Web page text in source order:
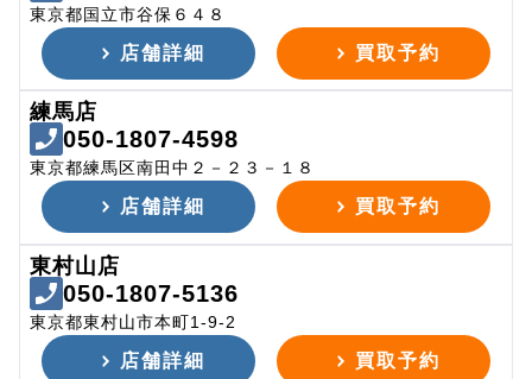
東京都国立市谷保６４８
店舗詳細 買取予約
練馬店
050-1807-4598
東京都練馬区南田中２－２３－１８
店舗詳細 買取予約
東村山店
050-1807-5136
東京都東村山市本町1-9-2
店舗詳細 買取予約